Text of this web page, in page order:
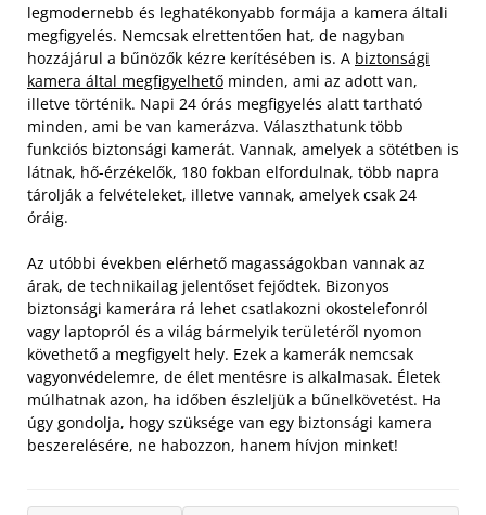
legmodernebb és leghatékonyabb formája a kamera általi
megfigyelés. Nemcsak elrettentően hat, de nagyban
hozzájárul a bűnözők kézre kerítésében is. A biztonsági
kamera által megfigyelhető minden, ami az adott van,
illetve történik. Napi 24 órás megfigyelés alatt tartható
minden, ami be van kamerázva. Választhatunk több
funkciós biztonsági kamerát. Vannak, amelyek a sötétben is
látnak, hő-érzékelők, 180 fokban elfordulnak, több napra
tárolják a felvételeket, illetve vannak, amelyek csak 24
óráig.
Az utóbbi években elérhető magasságokban vannak az
árak, de technikailag jelentőset fejődtek. Bizonyos
biztonsági kamerára rá lehet csatlakozni okostelefonról
vagy laptopról és a világ bármelyik területéről nyomon
követhető a megfigyelt hely. Ezek a kamerák nemcsak
vagyonvédelemre, de élet mentésre is alkalmasak. Életek
múlhatnak azon, ha időben észleljük a bűnelkövetést. Ha
úgy gondolja, hogy szüksége van egy biztonsági kamera
beszerelésére, ne habozzon, hanem hívjon minket!